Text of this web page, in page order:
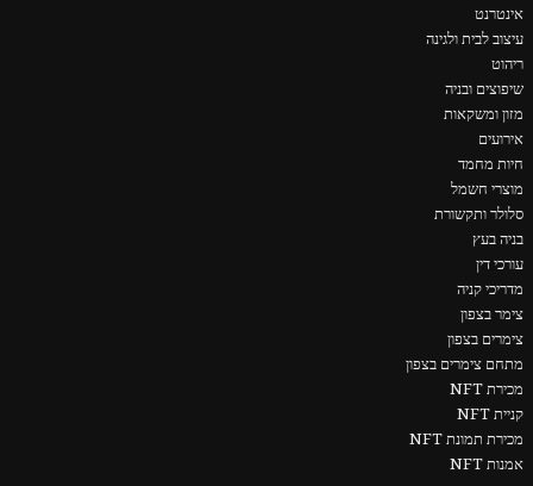
אינטרנט
עיצוב לבית ולגינה
ריהוט
שיפוצים ובניה
מזון ומשקאות
אירועים
חיות מחמד
מוצרי חשמל
סלולר ותקשורת
בניה בעץ
עורכי דין
מדריכי קניה
צימר בצפון
צימרים בצפון
מתחם צימרים בצפון
מכירת NFT
קניית NFT
מכירת תמונת NFT
אמנות NFT